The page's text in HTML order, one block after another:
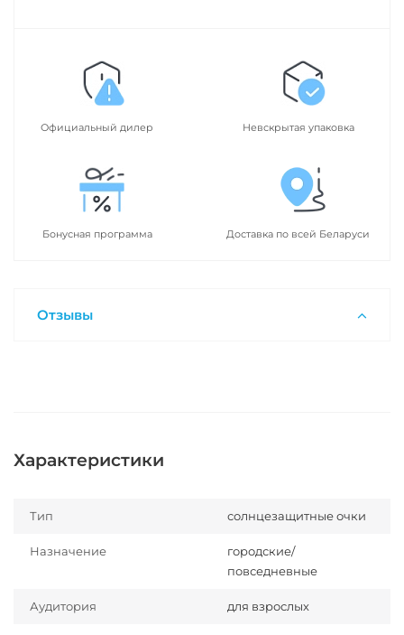
Официальный дилер Невскрытая упаковка
Бонусная программа Доставка по всей Беларуси
Отзывы
Характеристики
Тип солнцезащитные очки
Назначение
городские/
повседневные
Аудитория для взрослых